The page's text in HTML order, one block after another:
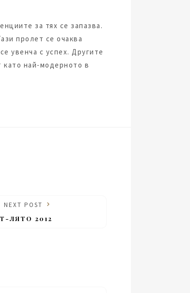
за тях се запазва.
пролет се очаква
увенча с успех. Другите
като най-модерното в
NEXT POST
ЛЯТО 2012